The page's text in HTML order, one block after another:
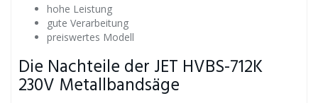
hohe Leistung
gute Verarbeitung
preiswertes Modell
Die Nachteile der JET HVBS-712K
230V Metallbandsäge